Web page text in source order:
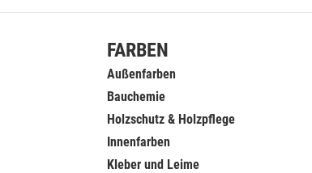
FARBEN
Außenfarben
Bauchemie
Holzschutz & Holzpflege
Innenfarben
Kleber und Leime